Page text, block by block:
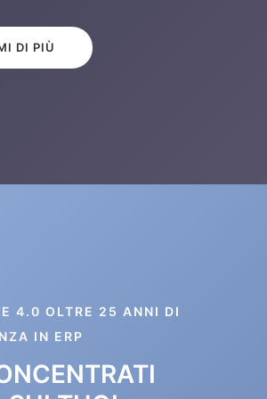
DI PIÙ
4.0 OLTRE 25 ANNI DI
IN ERP